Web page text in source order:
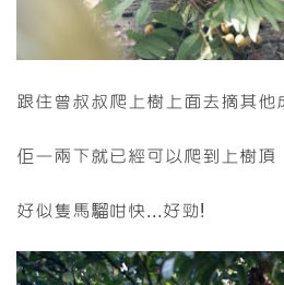
跟住曾叔叔爬上樹上面去摘其他
佢一兩下就已經可以爬到上樹頂
好似隻馬騮咁快...好勁!